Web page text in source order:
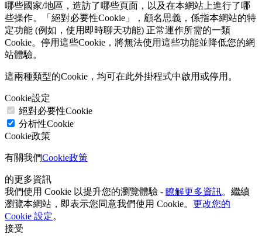
哪些國家/地區，造訪了哪些頁面，以及在本網站上進行了哪
些操作。「絕對必要性Cookie」，顧名思義，係指本網站的特
定功能 (例如，使用即時聊天功能) 正常運作所需的一類
Cookie。停用這些Cookie，將無法使用這些功能並降低您的網
站體驗。
這兩種類型的Cookie，均可在此外掛程式中啟用或停用。
Cookie設定
絕對必要性Cookie
分析性Cookie
Cookie政策
有關我們Cookie政策
的更多資訊
我們使用 Cookie 以提升您的瀏覽體驗 - 瞭解更多資訊。繼續
瀏覽本網站，即表示您同意我們使用 Cookie。 更改您的
Cookie 設定。
接受